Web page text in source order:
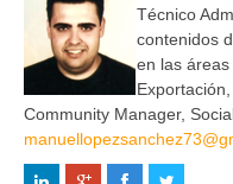
Técnico
contenidos
en las áreas
Community Manager,